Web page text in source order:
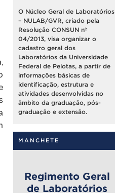
O Núcleo Geral de Laboratórios
– NULAB/GVR, criado pela
Resolução CONSUN nº
04/2013, visa organizar o
cadastro geral dos
Laboratórios da Universidade
Federal de Pelotas, a partir de
informações básicas de
identificação, estrutura e
atividades desenvolvidas no
âmbito da graduação, pós-
graduação e extensão.
MANCHETE
Regimento Geral
de Laboratórios